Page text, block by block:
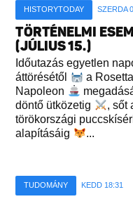
HISTORYTODAY SZERDA
TÖRTÉNELMI
(JÚLIUS 15.)
Időutazás egyetlen
áttörésétől
a
Napoleon
döntő ütközetig
, sőt
törökországi
alapításáig
...
TUDOMÁNY KEDD 18:31